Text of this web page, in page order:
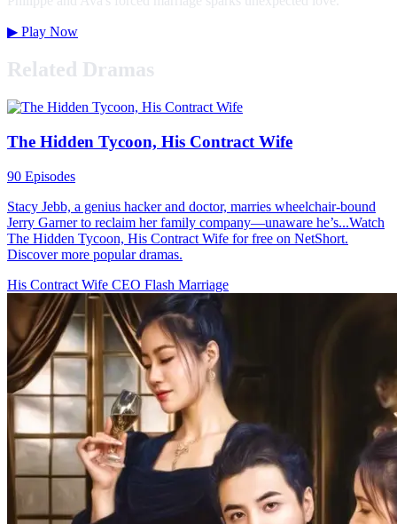
▶ Play Now
Related Dramas
The Hidden Tycoon, His Contract Wife
90 Episodes
Stacy Jebb, a genius hacker and doctor, marries wheelchair-bound
Jerry Garner to reclaim her family company—unaware he’s...Watch
The Hidden Tycoon, His Contract Wife for free on NetShort.
Discover more popular dramas.
His Contract Wife CEO Flash Marriage